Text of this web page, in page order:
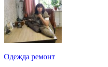
Одежда ремонт